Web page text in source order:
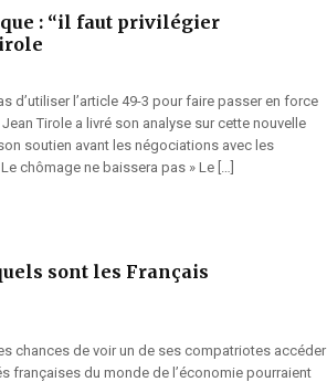
: “il faut privilégier
d’utiliser l’article 49-3 pour faire passer en force
Tirole a livré son analyse sur cette nouvelle
soutien avant les négociations avec les
chômage ne baissera pas » Le […]
sont les Français
chances de voir un de ses compatriotes accéder
françaises du monde de l’économie pourraient